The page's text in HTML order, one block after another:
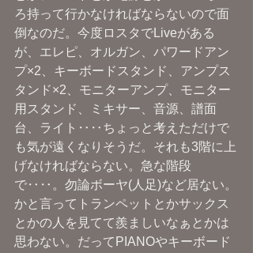
ろ持って行かなければならないので面
倒なのだ。今度ロスタでLiveがある
が、エレピ、オルガン、パワードアン
プ×2、キーボードスタンド、アンプス
タンド×2、モニターアンプ、モニター
用スタンド、ミキサー、音源、譜面
台、ライト‥‥ちょっと考えただけで
も気が遠くなりそうだ。それも3階に上
げなければならない。急な階段
で‥‥。勿論ボーヤ(人足)など居ない。
かと言ってトランペットとかサックス
とかの人を見てて羨ましいなぁとかは
思わない。だってPIANOやキーボード